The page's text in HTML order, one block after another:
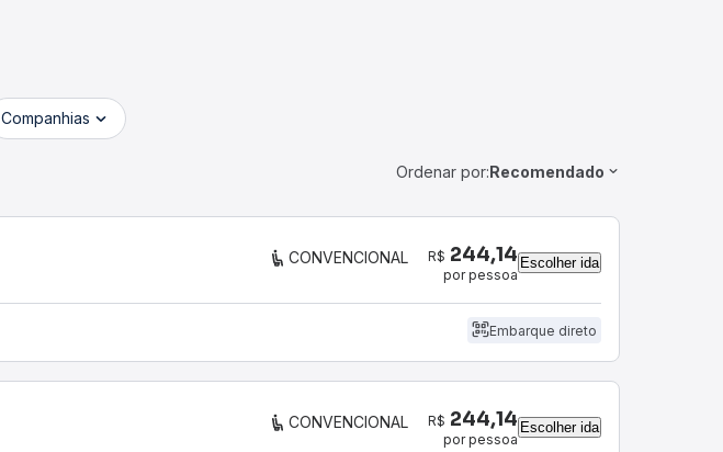
Companhias
Ordenar por:Recomendado
CONVENCIONAL R$ 244,14
por pessoa
Escolher ida
Embarque direto
CONVENCIONAL R$ 244,14
por pessoa
Escolher ida